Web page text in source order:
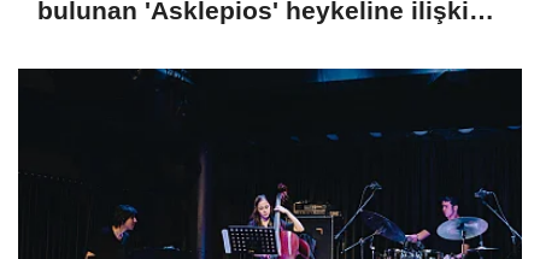
bulunan 'Asklepios' heykeline ilişkin